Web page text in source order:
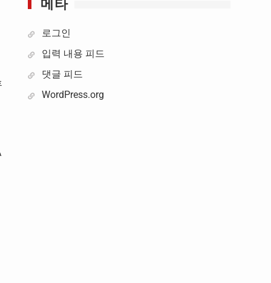
로그인
입력 내용 피드
댓글 피드
WordPress.org